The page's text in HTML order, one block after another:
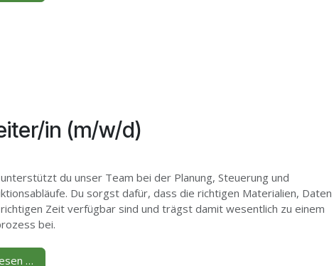
in (m/w/d)
unterstützt du unser Team bei der Planung, Steuerung und
Du sorgst dafür, dass die richtigen Materialien, Daten
Zeit verfügbar sind und trägst damit wesentlich zu einem
bei.
…